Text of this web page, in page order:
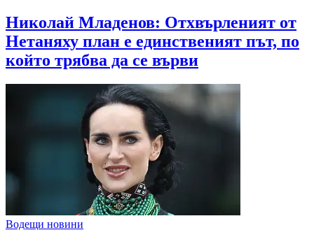
Николай Младенов: Отхвърленият от
Нетаняху план е единственият път, по
който трябва да се върви
Водещи новини